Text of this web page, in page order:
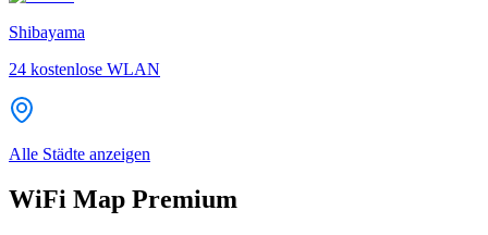
Shibayama
24 kostenlose WLAN
Alle Städte anzeigen
WiFi Map Premium